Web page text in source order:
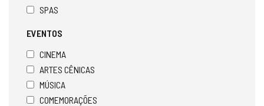
SPAS
EVENTOS
CINEMA
ARTES CÊNICAS
MÚSICA
COMEMORAÇÕES